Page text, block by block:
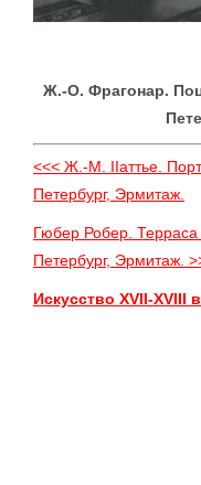
Ж.-О. Фрагонар.
<<< Ж.-М. IIаттье.
Петербург, Эрмитаж.
Гюбер Робер. Терраса
Петербург, Эрмитаж.
Искусство XVII-XVIII